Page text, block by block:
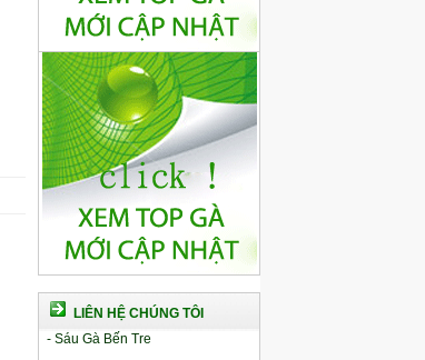
LIÊN HỆ CHÚNG TÔI
- Sáu Gà Bến Tre